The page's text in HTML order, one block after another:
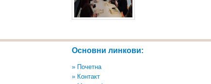
Основни линкови:
» Почетна
» Контакт